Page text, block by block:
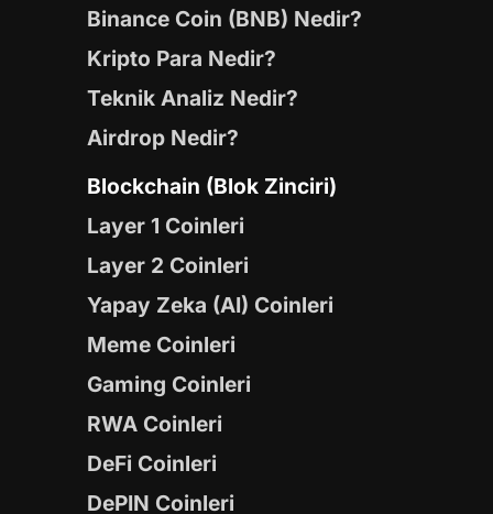
Binance Coin (BNB) Nedir?
Kripto Para Nedir?
Teknik Analiz Nedir?
Airdrop Nedir?
Blockchain (Blok Zinciri)
Layer 1 Coinleri
Layer 2 Coinleri
Yapay Zeka (AI) Coinleri
Meme Coinleri
Gaming Coinleri
RWA Coinleri
DeFi Coinleri
DePIN Coinleri